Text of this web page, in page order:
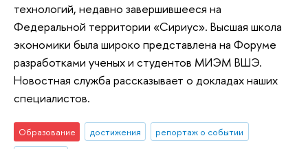
технологий, недавно завершившееся на
Федеральной территории «Сириус». Высшая школа
экономики была широко представлена на Форуме
разработками ученых и студентов МИЭМ ВШЭ.
Новостная служба рассказывает о докладах наших
специалистов.
Образование достижения
репортаж о событии